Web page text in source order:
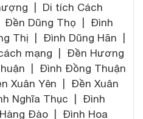
| Di tích Cách
Đền Dũng Thọ | Đình
Thị | Đình Dũng Hãn |
mạng | Đền Hương
| Đình Đồng Thuận
Xuân Yên | Đền Xuân
Nghĩa Thục | Đình
Đào | Đình Hoa